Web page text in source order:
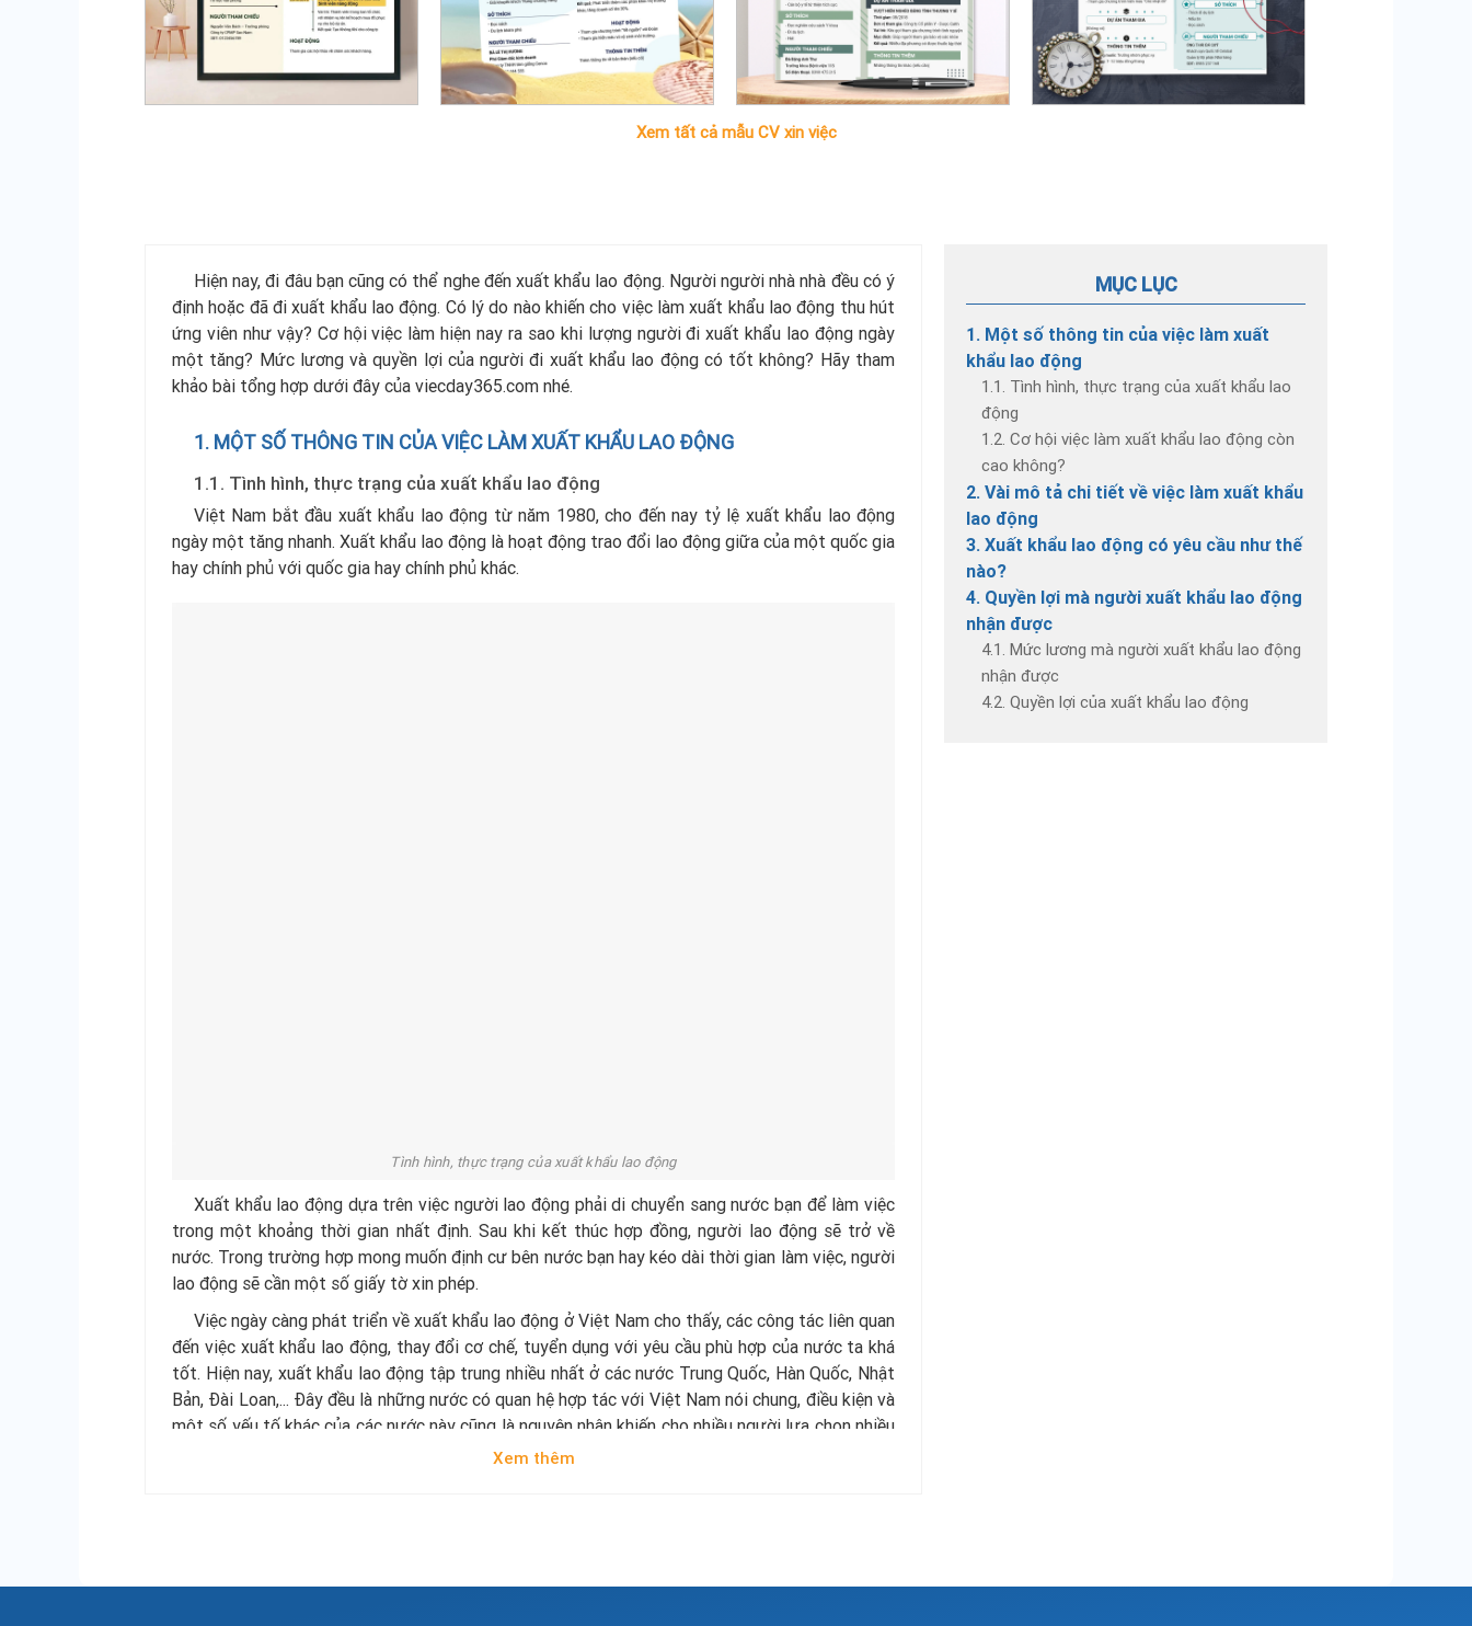
Xem tất cả mẫu CV xin việc
MỤC LỤC
1. Một số thông tin của việc làm xuất
khẩu lao động
1.1. Tình hình, thực trạng của xuất khẩu lao
động
1.2. Cơ hội việc làm xuất khẩu lao động còn
cao không?
2. Vài mô tả chi tiết về việc làm xuất khẩu
lao động
3. Xuất khẩu lao động có yêu cầu như thế
nào?
4. Quyền lợi mà người xuất khẩu lao động
nhận được
4.1. Mức lương mà người xuất khẩu lao động
nhận được
4.2. Quyền lợi của xuất khẩu lao động
Hiện nay, đi đâu bạn cũng có thể nghe đến xuất khẩu lao động. Người người nhà nhà đều có ý
định hoặc đã đi xuất khẩu lao động. Có lý do nào khiến cho việc làm xuất khẩu lao động thu hút
ứng viên như vậy? Cơ hội việc làm hiện nay ra sao khi lượng người đi xuất khẩu lao động ngày
một tăng? Mức lương và quyền lợi của người đi xuất khẩu lao động có tốt không? Hãy tham
khảo bài tổng hợp dưới đây của viecday365.com nhé.
1. MỘT SỐ THÔNG TIN CỦA VIỆC LÀM XUẤT KHẨU LAO ĐỘNG
1.1. Tình hình, thực trạng của xuất khẩu lao động
Việt Nam bắt đầu xuất khẩu lao động từ năm 1980, cho đến nay tỷ lệ xuất khẩu lao động
ngày một tăng nhanh. Xuất khẩu lao động là hoạt động trao đổi lao động giữa của một quốc gia
hay chính phủ với quốc gia hay chính phủ khác.
Tình hình, thực trạng của xuất khẩu lao động
Xuất khẩu lao động dựa trên việc người lao động phải di chuyển sang nước bạn để làm việc
trong một khoảng thời gian nhất định. Sau khi kết thúc hợp đồng, người lao động sẽ trở về
nước. Trong trường hợp mong muốn định cư bên nước bạn hay kéo dài thời gian làm việc, người
lao động sẽ cần một số giấy tờ xin phép.
Việc ngày càng phát triển về xuất khẩu lao động ở Việt Nam cho thấy, các công tác liên quan
đến việc xuất khẩu lao động, thay đổi cơ chế, tuyển dụng với yêu cầu phù hợp của nước ta khá
tốt. Hiện nay, xuất khẩu lao động tập trung nhiều nhất ở các nước Trung Quốc, Hàn Quốc, Nhật
Bản, Đài Loan,... Đây đều là những nước có quan hệ hợp tác với Việt Nam nói chung, điều kiện và
một số yếu tố khác của các nước này cũng là nguyên nhân khiến cho nhiều người lựa chọn nhiều
đến thế. Tính đến khoảng những năm gần đây, Việt Nam đã xuất khẩu lao động đến hơn 40 nước
Xem thêm